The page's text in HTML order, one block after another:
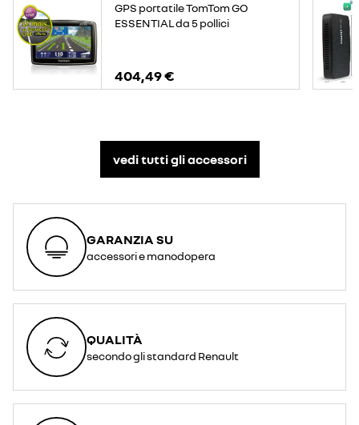
GPS portatile TomTom GO
ESSENTIAL da 5 pollici
404,49 €
vedi tutti gli accessori​
GARANZIA SU
accessori e manodopera
QUALITÀ
secondo gli standard Renault